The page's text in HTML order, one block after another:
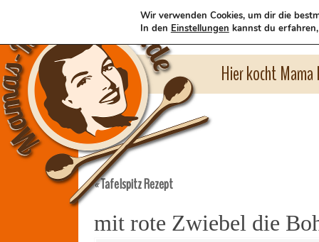
Hier kocht
«Tafelspitz Rezept
mit rote Zwiebel die
Wir verwenden Cookies, um dir die
In den Einstellungen kannst du